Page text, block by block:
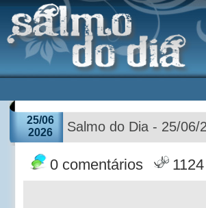
25/06
2026
Salmo do Dia - 25/06/
0 comentários